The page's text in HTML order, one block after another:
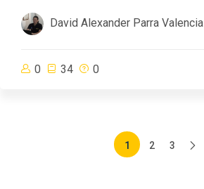
David Alexander Parra Valencia
0 34 0
1 2 3